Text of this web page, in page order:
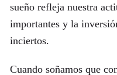
sueño refleja nuestra
importantes y la
inciertos.
Cuando soñamos que